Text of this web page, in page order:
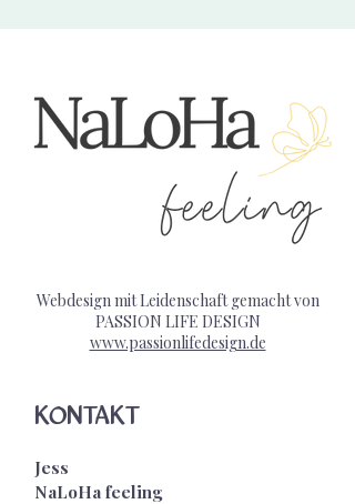
Webdesign mit Leidenschaft gemacht von
PASSION LIFE DESIGN
www.passionlifedesign.de
KONTAKT
Jess
NaLoHa feeling